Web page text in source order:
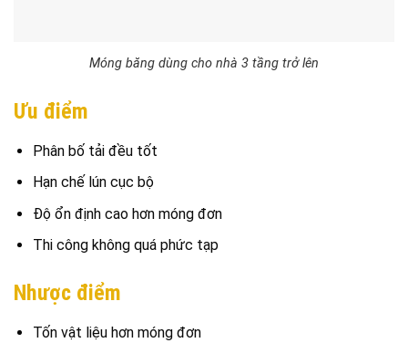
Móng băng dùng cho nhà 3 tầng trở lên
Ưu điểm
Phân bố tải đều tốt
Hạn chế lún cục bộ
Độ ổn định cao hơn móng đơn
Thi công không quá phức tạp
Nhược điểm
Tốn vật liệu hơn móng đơn